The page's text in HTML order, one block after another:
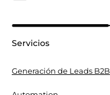
Servicios
Generación de Leads B2B